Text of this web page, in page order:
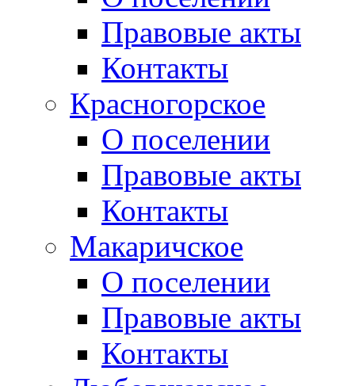
Правовые акты
Контакты
Красногорское
О поселении
Правовые акты
Контакты
Макаричское
О поселении
Правовые акты
Контакты